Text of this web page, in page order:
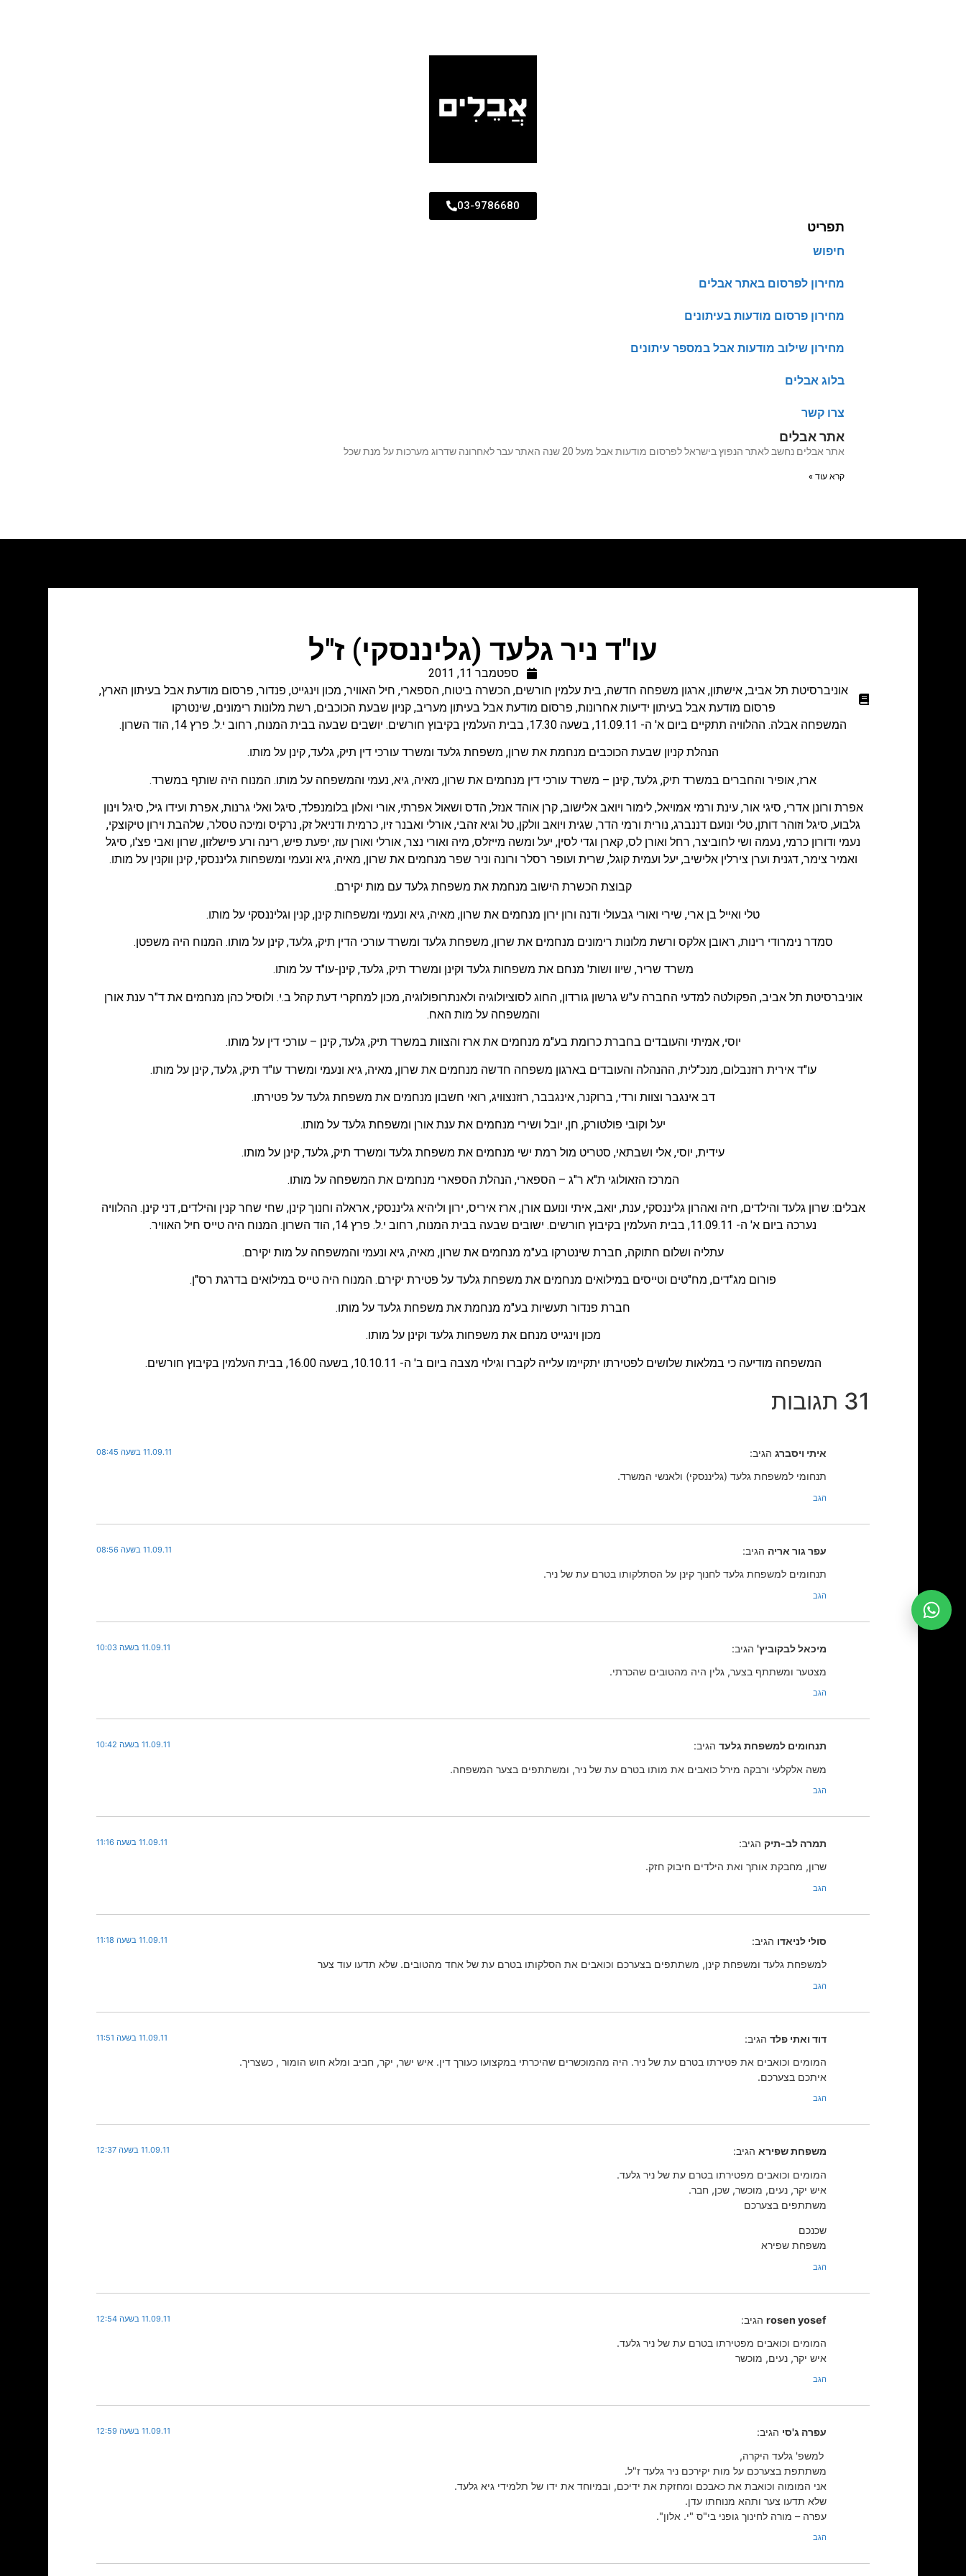
03-9786680
תפריט
חיפוש
מחירון לפרסום באתר אבלים
מחירון פרסום מודעות בעיתונים
מחירון שילוב מודעות אבל במספר עיתונים
בלוג אבלים
צרו קשר
אתר אבלים
אתר אבלים נחשב לאתר הנפוץ בישראל לפרסום מודעות אבל מעל 20 שנה האתר עבר לאחרונה שדרוג מערכות על מנת שכל
קרא עוד »
עו"ד ניר גלעד (גליננסקי) ז"ל
ספטמבר 11, 2011
אוניברסיטת תל אביב, אישתון, ארגון משפחה חדשה, בית עלמין חורשים, הכשרה ביטוח, הספארי, חיל האוויר, מכון וינגייט, פנדור, פרסום מודעת אבל בעיתון הארץ,
פרסום מודעת אבל בעיתון ידיעות אחרונות, פרסום מודעת אבל בעיתון מעריב, קניון שבעת הכוכבים, רשת מלונות רימונים, שינטרקו
המשפחה אבלה. ההלוויה תתקיים ביום א' ה- 11.09.11, בשעה 17.30, בבית העלמין בקיבוץ חורשים. יושבים שבעה בבית המנוח, רחוב י.ל. פרץ 14, הוד השרון.
הנהלת קניון שבעת הכוכבים מנחמת את שרון, משפחת גלעד ומשרד עורכי דין תיק, גלעד, קינן על מותו.
ארז, אופיר והחברים במשרד תיק, גלעד, קינן – משרד עורכי דין מנחמים את שרון, מאיה, גיא, נעמי והמשפחה על מותו. המנוח היה שותף במשרד.
אפרת ורונן אדרי, סיגי אור, עינת ורמי אמויאל, לימור ויואב אלישוב, קרן אוהד אנזל, הדס ושאול אפרתי, אורי ואלון בלומנפלד, סיגל ואלי גרנות, אפרת ועידו גיל, סיגל וינון
גלבוע, סיגל וזוהר דותן, טלי ונועם דננברג, נורית ורמי הדר, שגית ויואב וולקן, טל וגיא זהבי, אורלי ואבנר זיו, כרמית ודניאל זק, נרקיס ומיכה טסלר, שלהבת וירון טיקוצקי,
נעמי ודורון כרמי, נעמה ושי לחוביצר, רחל ואורן לס, קארן וגדי לסין, יעל ומשה מייזלס, מיה ואורי נצר, אורלי ואורן עוז, יפעת פיש, רינה ורע פישלזון, שרון ואבי פצ'ו, סיגל
ואמיר צימר, דגנית וערן צירלין אלישיב, יעל ועמית קוגל, שרית ועופר רסלר ורונה וניר שפר מנחמים את שרון, מאיה, גיא ונעמי ומשפחות גליננסקי, קינן ווקנין על מותו.
קבוצת הכשרת הישוב מנחמת את משפחת גלעד עם מות יקירם.
טלי ואייל בן ארי, שירי ואורי גבעולי ודנה ורון ירון מנחמים את שרון, מאיה, גיא ונעמי ומשפחות קינן, קנין וגליננסקי על מותו.
סמדר נימרודי רינות, ראובן אלקס ורשת מלונות רימונים מנחמים את שרון, משפחת גלעד ומשרד עורכי הדין תיק, גלעד, קינן על מותו. המנוח היה משפטן.
משרד שריר, שיוו ושות' מנחם את משפחות גלעד וקינן ומשרד תיק, גלעד, קינן-עו"ד על מותו.
אוניברסיטת תל אביב, הפקולטה למדעי החברה ע"ש גרשון גורדון, החוג לסוציולוגיה ולאנתרופולוגיה, מכון למחקרי דעת קהל ב.י. ולוסיל כהן מנחמים את ד"ר ענת אורן
והמשפחה על מות האח.
יוסי, אמיתי והעובדים בחברת כרומת בע"מ מנחמים את ארז והצוות במשרד תיק, גלעד, קינן – עורכי דין על מותו.
עו"ד אירית רוזנבלום, מנכ"לית, ההנהלה והעובדים בארגון משפחה חדשה מנחמים את שרון, מאיה, גיא ונעמי ומשרד עו"ד תיק, גלעד, קינן על מותו.
דב אינגבר וצוות ורדי, ברוקנר, אינגבבר, רוזנצוויג, רואי חשבון מנחמים את משפחת גלעד על פטירתו.
יעל וקובי פולטורק, חן, יובל ושירי מנחמים את ענת אורן ומשפחת גלעד על מותו.
עידית, יוסי, אלי ושבתאי, סטריט מול רמת ישי מנחמים את משפחת גלעד ומשרד תיק, גלעד, קינן על מותו.
המרכז הזאולוגי ת"א ר"ג – הספארי, הנהלת הספארי מנחמים את המשפחה על מותו.
אבלים: שרון גלעד והילדים, חיה ואהרון גליננסקי, ענת, יואב, איתי ונועם אורן, ארז איריס, ירון וליהיא גליננסקי, אראלה וחנוך קינן, שחי שחר קנין והילדים, דני קינן. ההלוויה
נערכה ביום א' ה- 11.09.11, בבית העלמין בקיבוץ חורשים. ישובים שבעה בבית המנוח, רחוב י.ל. פרץ 14, הוד השרון. המנוח היה טייס חיל האוויר.
עתליה ושלום חתוקה, חברת שינטרקו בע"מ מנחמים את שרון, מאיה, גיא ונעמי והמשפחה על מות יקירם.
פורום מג"דים, מח"טים וטייסים במילואים מנחמים את משפחת גלעד על פטירת יקירם. המנוח היה טייס במילואים בדרגת רס"ן.
חברת פנדור תעשיות בע"מ מנחמת את משפחת גלעד על מותו.
מכון וינגייט מנחם את משפחות גלעד וקינן על מותו.
המשפחה מודיעה כי במלאות שלושים לפטירתו יתקיימו עלייה לקברו וגילוי מצבה ביום ב' ה- 10.10.11, בשעה 16.00, בבית העלמין בקיבוץ חורשים.
31 תגובות
איתי ויסברג הגיב: 11.09.11 בשעה 08:45
תנחומי למשפחת גלעד (גליננסקי) ולאנשי המשרד.
הגב
עפר גור אריה הגיב: 11.09.11 בשעה 08:56
תנחומים למשפחת גלעד לחנוך קינן על הסתלקותו בטרם עת של ניר.
הגב
מיכאל לבקוביץ' הגיב: 11.09.11 בשעה 10:03
מצטער ומשתתף בצער, גלין היה מהטובים שהכרתי.
הגב
תנחומים למשפחת גלעד הגיב: 11.09.11 בשעה 10:42
משה אלקלעי ורבקה מירל כואבים את מותו בטרם עת של ניר, ומשתתפים בצער המשפחה.
הגב
תמרה לב-תיק הגיב: 11.09.11 בשעה 11:16
שרון, מחבקת אותך ואת הילדים חיבוק חזק.
הגב
סולי לניאדו הגיב: 11.09.11 בשעה 11:18
למשפחת גלעד ומשפחת קינן, משתתפים בצערכם וכואבים את הסלקותו בטרם עת של אחד מהטובים. שלא תדעו עוד צער
הגב
דוד ואתי פלד הגיב: 11.09.11 בשעה 11:51
המומים וכואבים את פטירתו בטרם עת של ניר. היה מהמוכשרים שהיכרתי במקצועו כעורך דין. איש ישר, יקר, חביב ומלא חוש הומור , כשצריך.
איתכם בצערכם.
הגב
משפחת שפירא הגיב: 11.09.11 בשעה 12:37
המומים וכואבים מפטירתו בטרם עת של ניר גלעד.
איש יקר, נעים, מוכשר, שכן, חבר.
משתתפים בצערכם
שכנכם
משפחת שפירא
הגב
rosen yosef הגיב: 11.09.11 בשעה 12:54
המומים וכואבים מפטירתו בטרם עת של ניר גלעד.
איש יקר, נעים, מוכשר
הגב
עפרה ג'סי הגיב: 11.09.11 בשעה 12:59
למשפ' גלעד היקרה,
משתתפת בצערכם על מות יקירכם ניר גלעד ז"ל.
אני המומוה וכואבת את כאבכם ומחזקת את ידיכם, ובמיוחד את ידו של תלמידי גיא גלעד.
שלא תדעו צער ותהא מנוחתו עדן.
עפרה – מורה לחינוך גופני בי"ס "י. אלון".
הגב